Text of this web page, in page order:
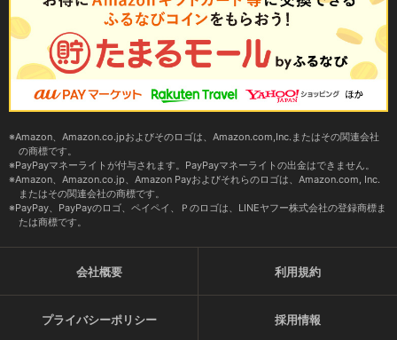
Amazon、Amazon.co.jpおよびそのロゴは、Amazon.com,Inc.またはその関連会社
の商標です。
PayPayマネーライトが付与されます。PayPayマネーライトの出金はできません。
Amazon、Amazon.co.jp、Amazon Payおよびそれらのロゴは、Amazon.com, Inc.
またはその関連会社の商標です。
PayPay、PayPayのロゴ、ペイペイ、Ｐのロゴは、LINEヤフー株式会社の登録商標ま
たは商標です。
会社概要 利用規約
プライバシーポリシー 採用情報